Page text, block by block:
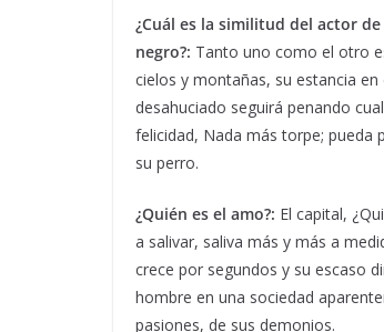
¿Cuál es la similitud del actor
negro?: Tanto uno como el otro
cielos y montañas, su estancia
desahuciado seguirá penando
felicidad, Nada más torpe; pueda
su perro.
¿Quién es el amo?: El capital,
a salivar, saliva más y más a
crece por segundos y su escaso
hombre en una sociedad
pasiones, de sus demonios.